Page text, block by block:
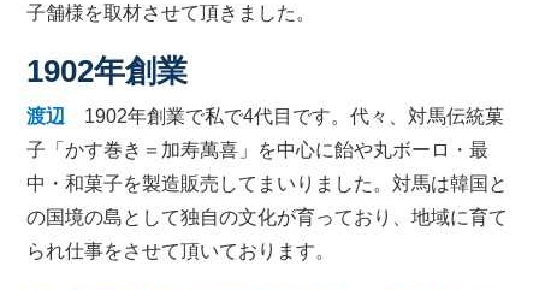
子舗様を取材させて頂きました。
1902年創業
渡辺 1902年創業で私で4代目です。代々、対馬伝統菓
子「かす巻き＝加寿萬喜」を中心に飴や丸ボーロ・最
中・和菓子を製造販売してまいりました。対馬は韓国と
の国境の島として独自の文化が育っており、地域に育て
られ仕事をさせて頂いております。